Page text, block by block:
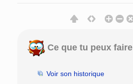
Ce que tu peux faire
Voir son historique